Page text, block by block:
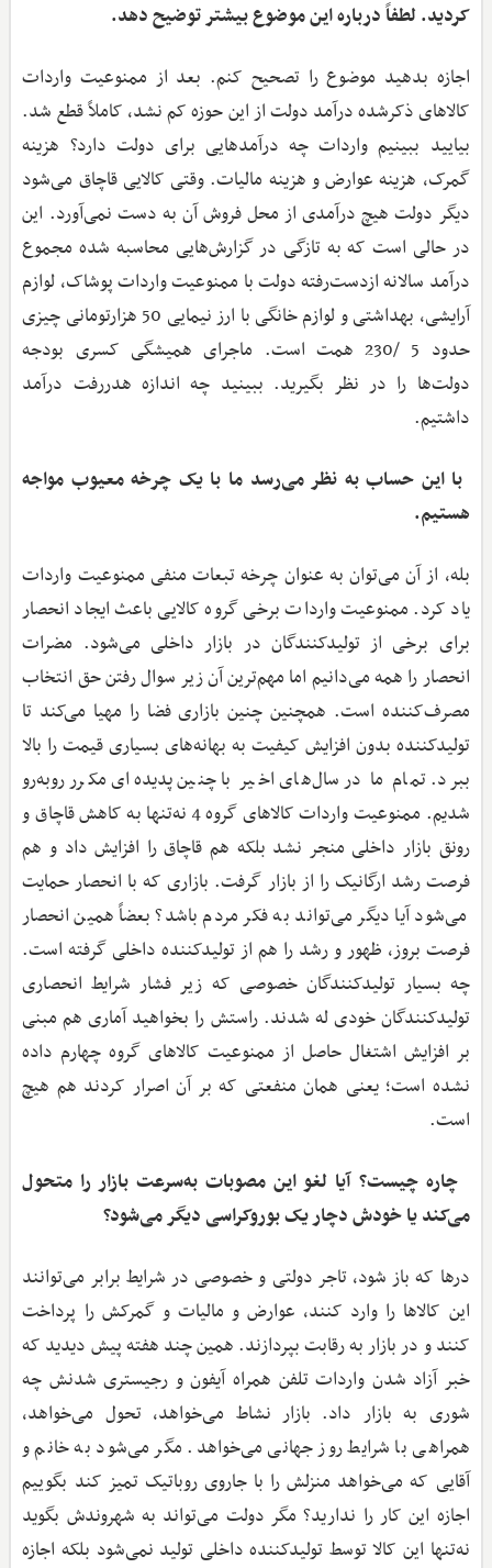
کردید. لطفاً درباره این موضوع بیشتر توضیح دهد.
اجازه بدهید موضوع را تصحیح کنم. بعد از ممنوعیت واردات
کالاهای ذکرشده درآمد دولت از این حوزه کم نشد، کاملاً قطع شد.
بیایید ببینیم واردات چه درآمدهایی برای دولت دارد؟ هزینه
گمرک، هزینه عوارض و هزینه مالیات. وقتی کالایی قاچاق می‌شود
دیگر دولت هیچ درآمدی از محل فروش آن به دست نمی‌آورد. این
در حالی است که به تازگی در گزارش‌هایی محاسبه شده مجموع
درآمد سالانه ازدست‌رفته دولت با ممنوعیت واردات پوشاک، لوازم
آرایشی، بهداشتی و لوازم خانگی با ارز نیمایی 50 هزارتومانی چیزی
حدود 5 /230 همت است. ماجرای همیشگی کسری بودجه
دولت‌ها را در نظر بگیرید. ببینید چه اندازه هدررفت درآمد
داشتیم.
‌ با این حساب به نظر می‌رسد ما با یک چرخه معیوب مواجه
هستیم.
بله، از آن می‌توان به عنوان چرخه تبعات منفی ممنوعیت واردات
یاد کرد. ممنوعیت واردات برخی گروه کالایی باعث ایجاد انحصار
برای برخی از تولیدکنندگان در بازار داخلی می‌شود. مضرات
انحصار را همه می‌دانیم اما مهم‌ترین آن زیر سوال رفتن حق انتخاب
مصرف‌کننده است. همچنین چنین بازاری فضا را مهیا می‌کند تا
تولیدکننده بدون افزایش کیفیت به بهانه‌های بسیاری قیمت را بالا
ببرد. تمام ما در سال‌های اخیر با چنین پدیده‌ای مکرر روبه‌رو
شدیم. ممنوعیت واردات کالاهای گروه 4 نه‌تنها به کاهش قاچاق و
رونق بازار داخلی منجر نشد بلکه هم قاچاق را افزایش داد و هم
فرصت رشد ارگانیک را از بازار گرفت. بازاری که با انحصار حمایت
می‌شود آیا دیگر می‌تواند به فکر مردم باشد؟ بعضاً همین انحصار
فرصت بروز، ظهور و رشد را هم از تولیدکننده داخلی گرفته است.
چه بسیار تولیدکنندگان خصوصی که زیر فشار شرایط انحصاری
تولیدکنندگان خودی له شدند. راستش را بخواهید آماری هم مبنی
بر افزایش اشتغال حاصل از ممنوعیت کالاهای گروه چهارم داده
نشده است؛ یعنی همان منفعتی که بر آن اصرار کردند هم هیچ
است.
‌ چاره چیست؟ آیا لغو این مصوبات به‌سرعت بازار را متحول
می‌کند یا خودش دچار یک بوروکراسی دیگر می‌شود؟
درها که باز شود، تاجر دولتی و خصوصی در شرایط برابر می‌توانند
این کالاها را وارد کنند، عوارض و مالیات و گمرکش را پرداخت
کنند و در بازار به رقابت بپردازند. همین چند هفته پیش دیدید که
خبر آزاد شدن واردات تلفن همراه آیفون و رجیستری شدنش چه
شوری به بازار داد. بازار نشاط می‌خواهد، تحول می‌خواهد،
همراهی با شرایط روز جهانی می‌خواهد. مگر می‌شود به خانم و
آقایی که می‌خواهد منزلش را با جاروی روباتیک تمیز کند بگوییم
اجازه این کار را ندارید؟ مگر دولت می‌تواند به شهروندش بگوید
نه‌تنها این کالا توسط تولیدکننده داخلی تولید نمی‌شود بلکه اجازه